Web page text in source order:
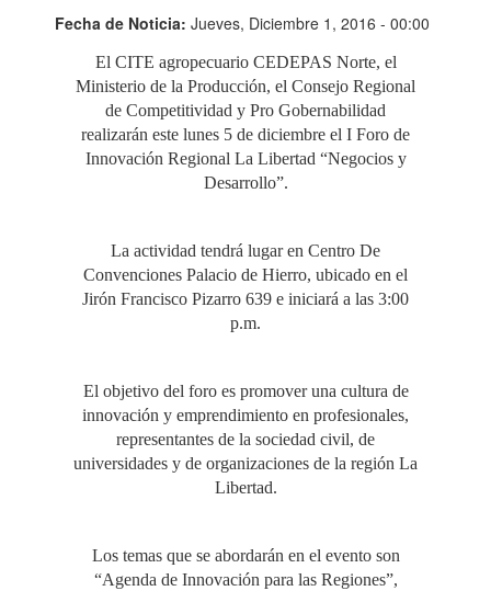
Fecha de Noticia: Jueves, Diciembre 1, 2016 - 00:00
El CITE agropecuario CEDEPAS Norte, el
Ministerio de la Producción, el Consejo Regional
de Competitividad y Pro Gobernabilidad
realizarán este lunes 5 de diciembre el I Foro de
Innovación Regional La Libertad “Negocios y
Desarrollo”.
La actividad tendrá lugar en Centro De
Convenciones Palacio de Hierro, ubicado en el
Jirón Francisco Pizarro 639 e iniciará a las 3:00
p.m.
El objetivo del foro es promover una cultura de
innovación y emprendimiento en profesionales,
representantes de la sociedad civil, de
universidades y de organizaciones de la región La
Libertad.
Los temas que se abordarán en el evento son
“Agenda de Innovación para las Regiones”,